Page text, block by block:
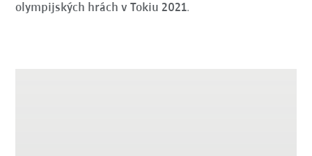
olympijských hrách v Tokiu 2021.